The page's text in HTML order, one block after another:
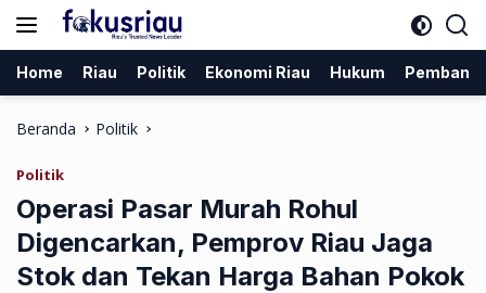
Langsung
Home Riau Politik Ekonomi Riau Hukum
Beranda Politik
Politik
Operasi Pasar Murah Rohul
Digencarkan, Pemprov Riau Jaga
Stok dan Tekan Harga Bahan Pokok